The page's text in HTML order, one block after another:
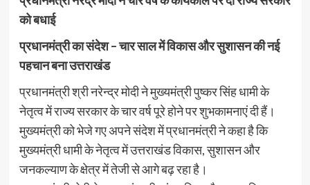
को बधाई
प्रधानमंत्री का संदेश – चार साल में विकास और सुशासन की नई
पहचान बना उत्तराखंड
प्रधानमंत्री श्री नरेन्द्र मोदी ने मुख्यमंत्री पुष्कर सिंह धामी के
नेतृत्व में राज्य सरकार के चार वर्ष पूरे होने पर शुभकामनाएं दी हैं।
मुख्यमंत्री को भेजे गए अपने संदेश में प्रधानमंत्री ने कहा है कि
मुख्यमंत्री धामी के नेतृत्व में उत्तराखंड विकास, सुशासन और
जनकल्याण के क्षेत्र में तेजी से आगे बढ़ रहा है।